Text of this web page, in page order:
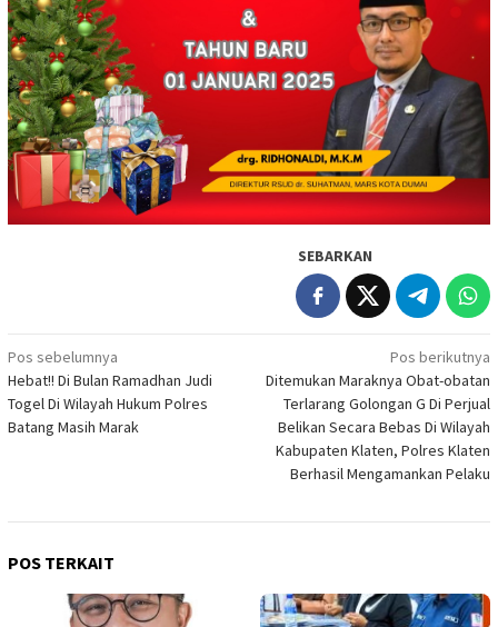
SEBARKAN
Navigasi
pos
Pos sebelumnya
Hebat!! Di Bulan Ramadhan Judi
Togel Di Wilayah Hukum Polres
Batang Masih Marak
Pos berikutnya
Ditemukan Maraknya Obat-obatan
Terlarang Golongan G Di Perjual
Belikan Secara Bebas Di Wilayah
Kabupaten Klaten, Polres Klaten
Berhasil Mengamankan Pelaku
POS TERKAIT